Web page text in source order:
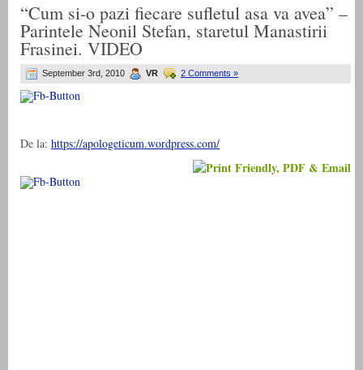
“Cum si-o pazi fiecare sufletul asa va avea” –
Parintele Neonil Stefan, staretul Manastirii
Frasinei. VIDEO
September 3rd, 2010 VR 2 Comments »
De la: https://apologeticum.wordpress.com/